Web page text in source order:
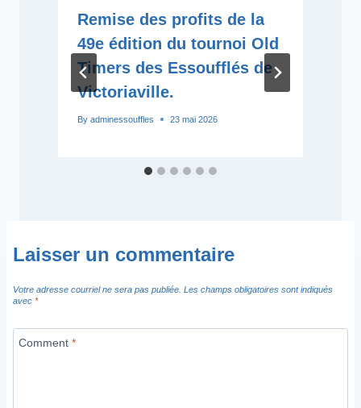
Remise des profits de la
49e édition du tournoi Old
Timers des Essoufflés de
Victoriaville.
By adminessouffles 23 mai 2026
Laisser un commentaire
Votre adresse courriel ne sera pas publiée. Les champs obligatoires sont indiqués
avec *
Comment *